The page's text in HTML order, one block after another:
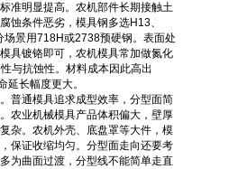
准明显提高。农机部件长期接触土
蚀条件恶劣，模具钢多选H13、
场景用718H或2738预硬钢。表面处
具镀铬即可，农机模具常加做氮化
与抗蚀性。材料成本因此高出
延长幅度更大。
通模具追求成型效率，分型面简
农业机械模具产品体积偏大，壁厚
杂。农机外壳、底盘罩等大件，模
保证收缩均匀。分型面走向还要考
为曲面过渡，分型线不能简单走直